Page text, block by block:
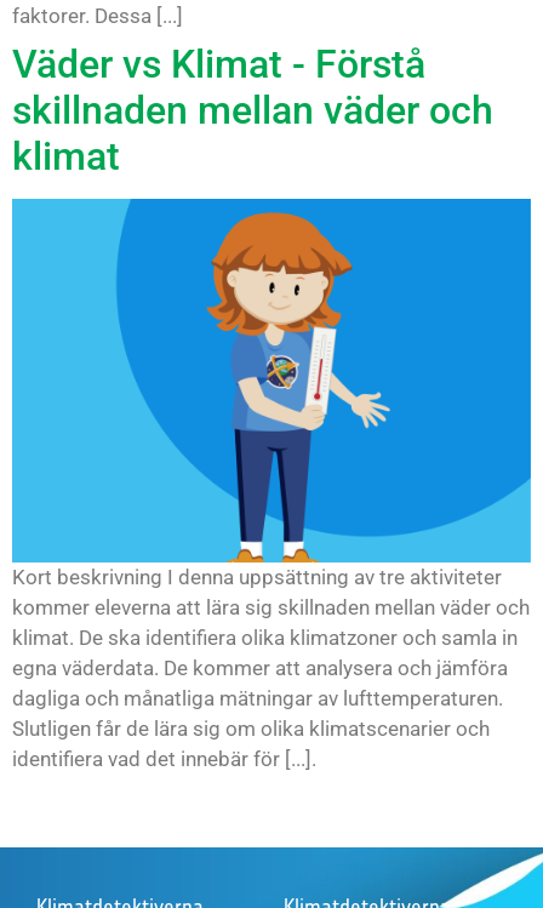
faktorer. Dessa [...]
Väder vs Klimat - Förstå
skillnaden mellan väder och
klimat
Kort beskrivning I denna uppsättning av tre aktiviteter
kommer eleverna att lära sig skillnaden mellan väder och
klimat. De ska identifiera olika klimatzoner och samla in
egna väderdata. De kommer att analysera och jämföra
dagliga och månatliga mätningar av lufttemperaturen.
Slutligen får de lära sig om olika klimatscenarier och
identifiera vad det innebär för [...].